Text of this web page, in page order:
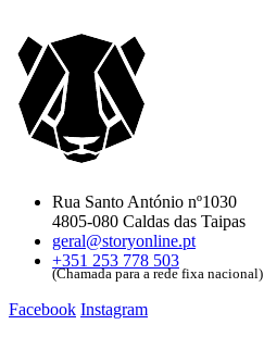
Rua Santo António nº1030
4805-080 Caldas das Taipas
geral@storyonline.pt
+351 253 778 503
(Chamada para a rede fixa nacional)
Facebook Instagram